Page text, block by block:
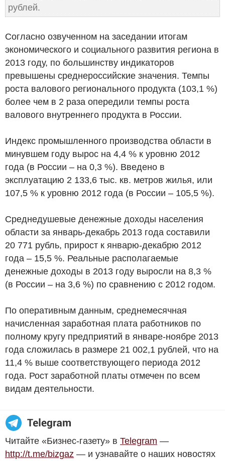
рублей.
Согласно озвученном на заседании итогам
экономического и социального развития региона в
2013 году, по большинству индикаторов
превышены среднероссийские значения. Темпы
роста валового регионального продукта (103,1 %)
более чем в 2 раза опередили темпы роста
валового внутреннего продукта в России.
Индекс промышленного производства области в
минувшем году вырос на 4,4 % к уровню 2012
года (в России – на 0,3 %). Введено в
эксплуатацию 2 133,6 тыс. кв. метров жилья, или
107,5 % к уровню 2012 года (в России – 105,5 %).
Среднедушевые денежные доходы населения
области за январь-декабрь 2013 года составили
20 771 рубль, прирост к январю-декабрю 2012
года – 15,5 %. Реальные располагаемые
денежные доходы в 2013 году выросли на 8,3 %
(в России – на 3,6 %) по сравнению с 2012 годом.
По оперативным данным, среднемесячная
начисленная заработная плата работников по
полному кругу предприятий в январе-ноябре 2013
года сложилась в размере 21 002,1 рублей, что на
11,4 % выше соответствующего периода 2012
года. Рост заработной платы отмечен по всем
видам деятельности.
Читайте «Бизнес-газету» в Telegram —
http://t.me/bizgaz — и узнавайте о наших новостях